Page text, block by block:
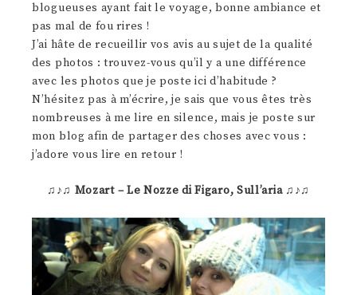
blogueuses ayant fait le voyage, bonne ambiance et
pas mal de fou rires !
J’ai hâte de recueillir vos avis au sujet de la qualité
des photos : trouvez-vous qu’il y a une différence
avec les photos que je poste ici d’habitude ?
N’hésitez pas à m’écrire, je sais que vous êtes très
nombreuses à me lire en silence, mais je poste sur
mon blog afin de partager des choses avec vous :
j’adore vous lire en retour !
♫♪♫ Mozart – Le Nozze di Figaro, Sull’aria♫♪♫